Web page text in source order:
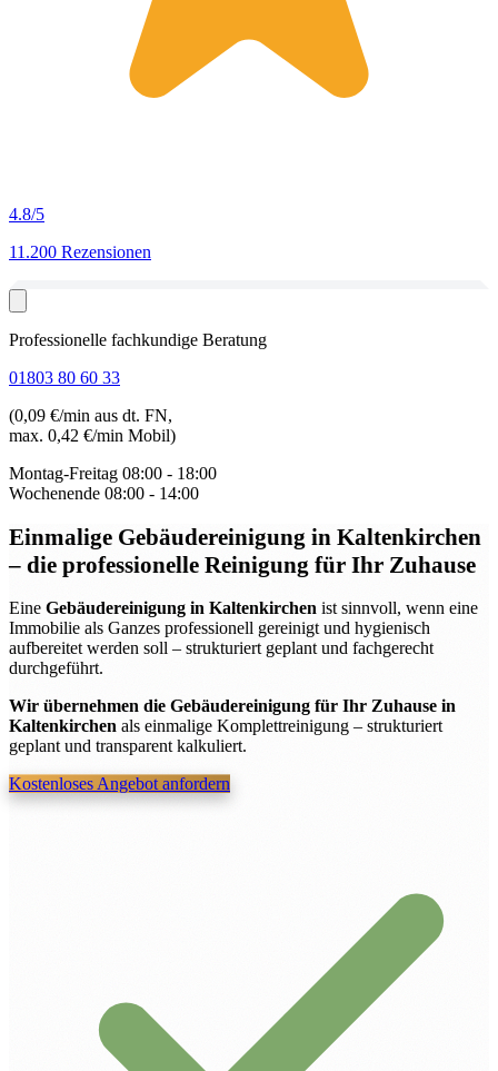
4.8/5
11.200 Rezensionen
Professionelle fachkundige Beratung
01803 80 60 33
(0,09 €/min aus dt. FN,
max. 0,42 €/min Mobil)
Montag-Freitag 08:00 - 18:00
Wochenende 08:00 - 14:00
Einmalige Gebäudereinigung in Kaltenkirchen
– die professionelle Reinigung für Ihr Zuhause
Eine Gebäudereinigung in Kaltenkirchen ist sinnvoll, wenn eine
Immobilie als Ganzes professionell gereinigt und hygienisch
aufbereitet werden soll – strukturiert geplant und fachgerecht
durchgeführt.
Wir übernehmen die Gebäudereinigung für Ihr Zuhause in
Kaltenkirchen als einmalige Komplettreinigung – strukturiert
geplant und transparent kalkuliert.
Kostenloses Angebot anfordern